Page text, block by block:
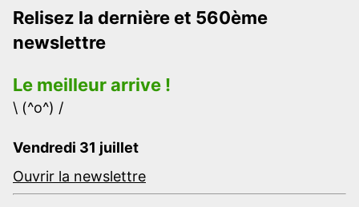
Relisez la dernière et 560ème
newslettre
Le meilleur arrive !
\ (^o^) /
Vendredi 31 juillet
Ouvrir la newslettre